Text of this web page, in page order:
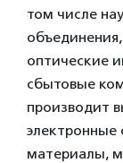
том числе
оптические
сбытовые
производит
электронные
материалы,